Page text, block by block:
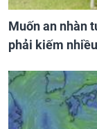
Muốn an nhàn
phải kiếm